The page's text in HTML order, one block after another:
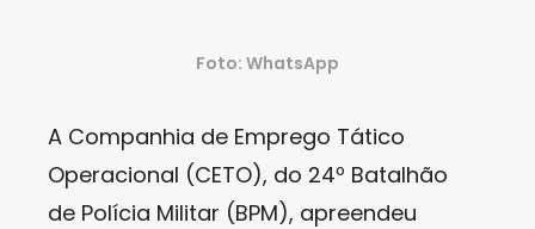
Foto: WhatsApp
A Companhia de Emprego Tático
Operacional (CETO), do 24º Batalhão
de Polícia Militar (BPM), apreendeu